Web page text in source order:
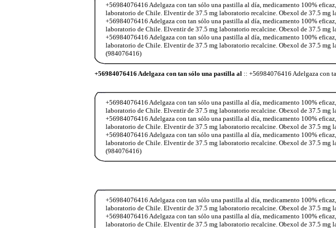
+56984076416 Adelgaza con tan sólo una pastilla al día, medicamento 100%
laboratorio de Chile. Elventir de 37.5 mg laboratorio recalcine. Obexol de 37.5 mg
+56984076416 Adelgaza con tan sólo una pastilla al día, medicamento 100%
laboratorio de Chile. Elventir de 37.5 mg laboratorio recalcine. Obexol de 37.5 mg
+56984076416 Adelgaza con tan sólo una pastilla al día, medicamento 100%
laboratorio de Chile. Elventir de 37.5 mg laboratorio recalcine. Obexol de 37.5 mg
(984076416)
+56984076416 Adelgaza con tan sólo una pastilla al :: +56984076416 Adelgaza con
+56984076416 Adelgaza con tan sólo una pastilla al día, medicamento 100%
laboratorio de Chile. Elventir de 37.5 mg laboratorio recalcine. Obexol de 37.5 mg
+56984076416 Adelgaza con tan sólo una pastilla al día, medicamento 100%
laboratorio de Chile. Elventir de 37.5 mg laboratorio recalcine. Obexol de 37.5 mg
+56984076416 Adelgaza con tan sólo una pastilla al día, medicamento 100%
laboratorio de Chile. Elventir de 37.5 mg laboratorio recalcine. Obexol de 37.5 mg
(984076416)
+56984076416 Adelgaza con tan sólo una pastilla al día, medicamento 100%
laboratorio de Chile. Elventir de 37.5 mg laboratorio recalcine. Obexol de 37.5 mg
+56984076416 Adelgaza con tan sólo una pastilla al día, medicamento 100%
laboratorio de Chile. Elventir de 37.5 mg laboratorio recalcine. Obexol de 37.5 mg